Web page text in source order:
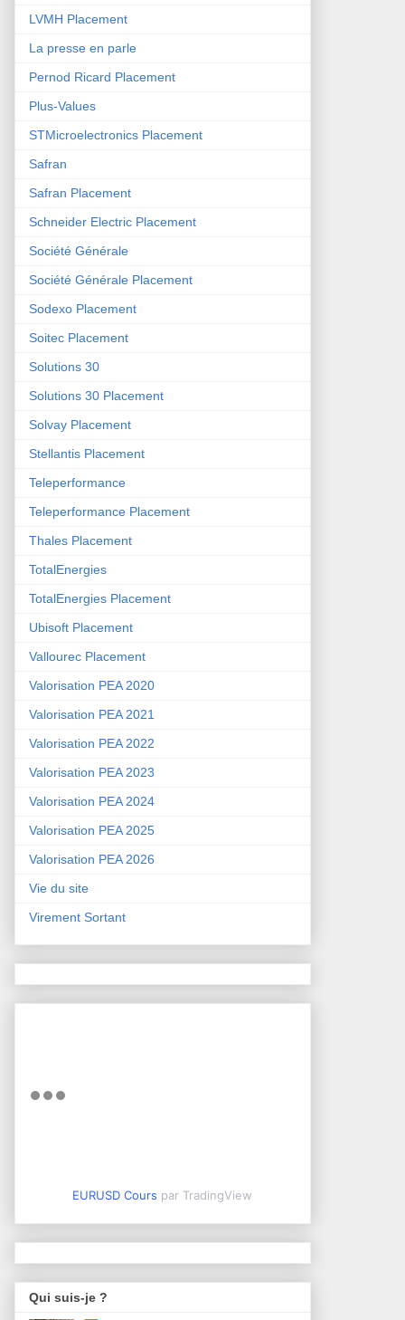
LVMH Placement
La presse en parle
Pernod Ricard Placement
Plus-Values
STMicroelectronics Placement
Safran
Safran Placement
Schneider Electric Placement
Société Générale
Société Générale Placement
Sodexo Placement
Soitec Placement
Solutions 30
Solutions 30 Placement
Solvay Placement
Stellantis Placement
Teleperformance
Teleperformance Placement
Thales Placement
TotalEnergies
TotalEnergies Placement
Ubisoft Placement
Vallourec Placement
Valorisation PEA 2020
Valorisation PEA 2021
Valorisation PEA 2022
Valorisation PEA 2023
Valorisation PEA 2024
Valorisation PEA 2025
Valorisation PEA 2026
Vie du site
Virement Sortant
EURUSD Cours par TradingView
Qui suis-je ?